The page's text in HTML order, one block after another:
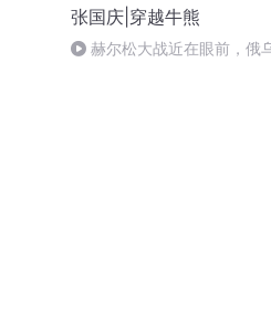
张国庆|穿越牛熊
赫尔松大战近在眼前，俄